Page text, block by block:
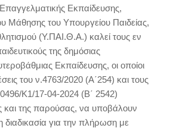
Εκπαίδευσης,
Μάθησης του Υπουργείου Παιδείας,
(Υ.ΠΑΙ.Θ.Α.) καλεί τους εν
της δημόσιας
Εκπαίδευσης, οι οποίοι
του ν.4763/2020 (Α΄254) και τους
Κ1/17-04-2024 (Β΄ 2542)
και της παρούσας, να υποβάλουν
διαδικασία για την πλήρωση με